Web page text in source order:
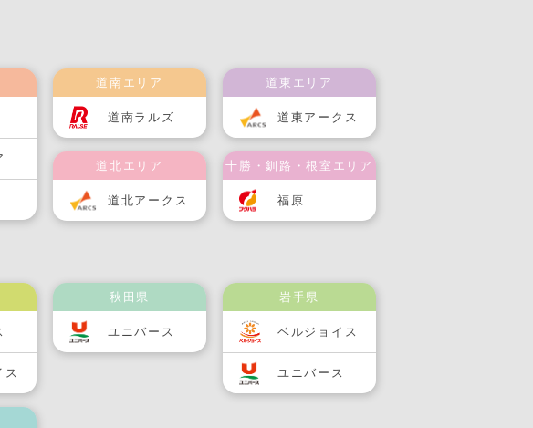
道南エリア
道南ラルズ
道北エリア
道北アークス
道東エリア
道東アークス
十勝・釧路・根室エリア
福原
ス
秋田県
ユニバース
岩手県
ベルジョイス
ユニバース